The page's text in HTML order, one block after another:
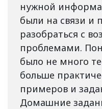
нужной
были на связи и
разобраться с
проблемами.
было не много
больше
примеров и
Домашние